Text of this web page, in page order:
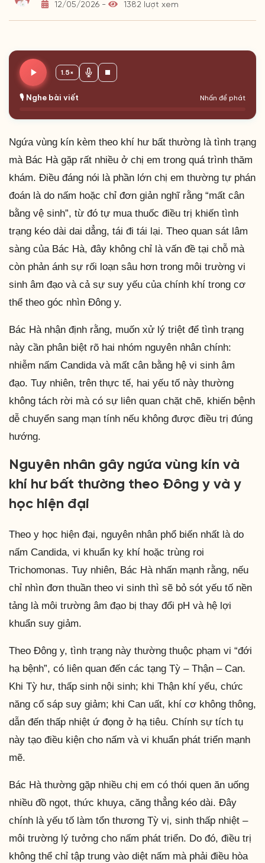
12/05/2026 -
1382 lượt xem
🎙️ Nghe bài viết Nhấn để phát
1.5×
Ngứa vùng kín kèm theo khí hư bất thường là tình trạng
mà Bác Hà gặp rất nhiều ở chị em trong quá trình thăm
khám. Điều đáng nói là phần lớn chị em thường tự phán
đoán là do nấm hoặc chỉ đơn giản nghĩ rằng “mất cân
bằng vệ sinh”, từ đó tự mua thuốc điều trị khiến tình
trạng kéo dài dai dẳng, tái đi tái lại. Theo quan sát lâm
sàng của Bác Hà, đây không chỉ là vấn đề tại chỗ mà
còn phản ánh sự rối loạn sâu hơn trong môi trường vi
sinh âm đạo và cả sự suy yếu của chính khí trong cơ
thể theo góc nhìn Đông y.
Bác Hà nhận định rằng, muốn xử lý triệt để tình trạng
này cần phân biệt rõ hai nhóm nguyên nhân chính:
nhiễm nấm Candida và mất cân bằng hệ vi sinh âm
đạo. Tuy nhiên, trên thực tế, hai yếu tố này thường
không tách rời mà có sự liên quan chặt chẽ, khiến bệnh
dễ chuyển sang mạn tính nếu không được điều trị đúng
hướng.
Nguyên nhân gây ngứa vùng kín và
khí hư bất thường theo Đông y và y
học hiện đại
Theo y học hiện đại, nguyên nhân phổ biến nhất là do
nấm Candida, vi khuẩn kỵ khí hoặc trùng roi
Trichomonas. Tuy nhiên, Bác Hà nhấn mạnh rằng, nếu
chỉ nhìn đơn thuần theo vi sinh thì sẽ bỏ sót yếu tố nền
tảng là môi trường âm đạo bị thay đổi pH và hệ lợi
khuẩn suy giảm.
Theo Đông y, tình trạng này thường thuộc phạm vi “đới
hạ bệnh”, có liên quan đến các tạng Tỳ – Thận – Can.
Khi Tỳ hư, thấp sinh nội sinh; khi Thận khí yếu, chức
năng cố sáp suy giảm; khi Can uất, khí cơ không thông,
dẫn đến thấp nhiệt ứ đọng ở hạ tiêu. Chính sự tích tụ
này tạo điều kiện cho nấm và vi khuẩn phát triển mạnh
mẽ.
Bác Hà thường gặp nhiều chị em có thói quen ăn uống
nhiều đồ ngọt, thức khuya, căng thẳng kéo dài. Đây
chính là yếu tố làm tổn thương Tỳ vị, sinh thấp nhiệt –
môi trường lý tưởng cho nấm phát triển. Do đó, điều trị
không thể chỉ tập trung vào diệt nấm mà phải điều hòa